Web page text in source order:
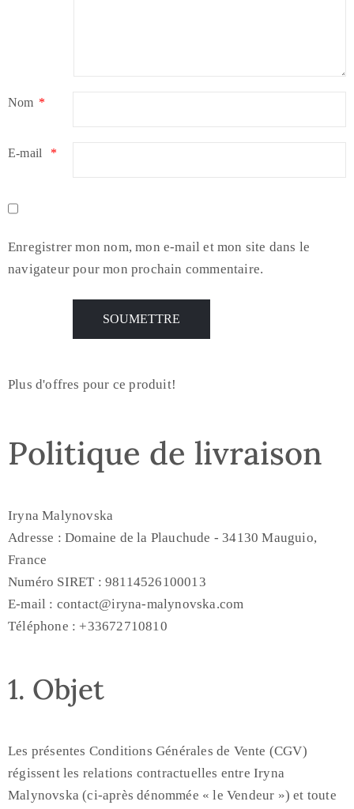
Nom *
E-mail *
Enregistrer mon nom, mon e-mail et mon site dans le
navigateur pour mon prochain commentaire.
Plus d'offres pour ce produit!
Politique de livraison
Iryna Malynovska
Adresse : Domaine de la Plauchude - 34130 Mauguio,
France
Numéro SIRET : 98114526100013
E-mail : contact@iryna-malynovska.com
Téléphone : +33672710810
1. Objet
Les présentes Conditions Générales de Vente (CGV)
régissent les relations contractuelles entre Iryna
Malynovska (ci-après dénommée « le Vendeur ») et toute